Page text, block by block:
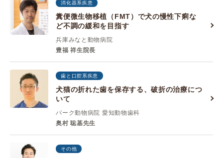
消化器系疾患
糞便微生物移植（FMT）で犬の慢性下痢な
ど不調の緩和を目指す
兵庫みなと動物病院
豊福 祥生院長
歯と口腔系疾患
犬猫の折れた歯を保存する、破折の治療につ
いて
パーク動物病院 愛知動物歯科
奥村 聡基先生
その他